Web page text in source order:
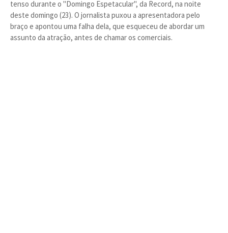
tenso durante o "Domingo Espetacular", da Record, na noite
deste domingo (23). O jornalista puxou a apresentadora pelo
braço e apontou uma falha dela, que esqueceu de abordar um
assunto da atração, antes de chamar os comerciais.